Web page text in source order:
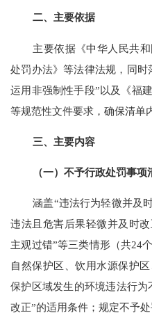
二、主要依据
主要依据《中华人民共
处罚办法》等法律法规，同时
运用非强制性手段”以及《福
等规范性文件要求 ，确保清单
三、主要内容
（一）不予行政处罚事项
涵盖“违法行为轻微并及
违法且危害后果轻微并及时改
主观过错”等三类情形（共24
自然保护区、饮用水源保护
保护区域发生的环境违法行为
改正”的适用条件；规定不予处